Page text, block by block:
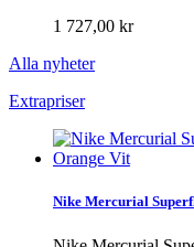
1 727,00 kr
Alla nyheter
Extrapriser
Nike Mercurial